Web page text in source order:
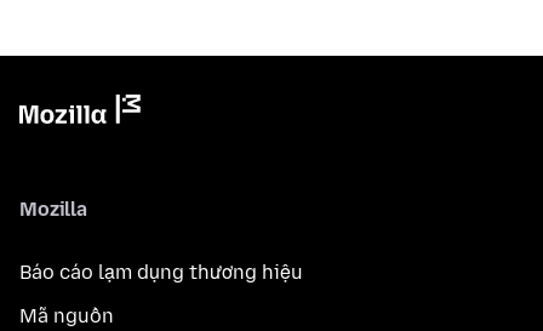
Mozilla
Báo cáo lạm dụng thương hiệu
Mã nguồn